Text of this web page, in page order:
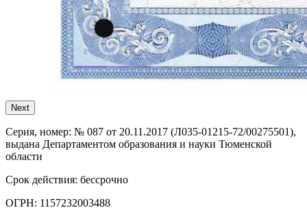
Next
Серия, номер: № 087 от 20.11.2017 (Л035-01215-72/00275501),
выдана Департаментом образования и науки Тюменской
области
Срок действия: бессрочно
ОГРН: 1157232003488